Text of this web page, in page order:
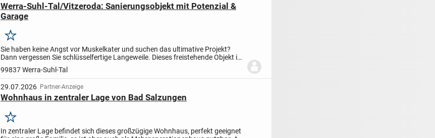
Werra-Suhl-Tal/Vitzeroda: Sanierungsobjekt mit Potenzial &
Garage
Merken
Sie haben keine Angst vor Muskelkater und suchen das ultimative Projekt?
Dann vergessen Sie schlüsselfertige Langeweile. Dieses freistehende Objekt in
Vitzeroda ist ehrlich: Es ist ein echter...
99837 Werra-Suhl-Tal
29.07.2026 Partner-Anzeige
Wohnhaus in zentraler Lage von Bad Salzungen
Merken
In zentraler Lage befindet sich dieses großzügige Wohnhaus, perfekt geeignet